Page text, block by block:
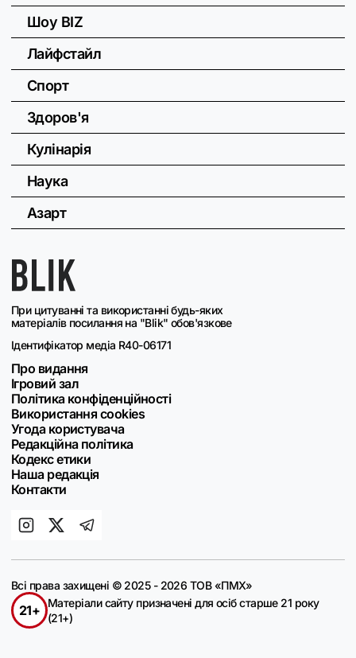
При цитуванні та використанні будь-яких
матеріалів посилання на "Blik" обов'язкове
Ідентифікатор медіа R40-06171
Про видання
Ігровий зал
Політика конфіденційності
Використання cookies
Угода користувача
Редакційна політика
Кодекс етики
Наша редакція
Контакти
Шоу BIZ
Лайфстайл
Спорт
Здоров'я
Кулінарія
Наука
Азарт
Всі права захищені © 2025 - 2026 ТОВ «ПМХ»
21+
Матеріали сайту призначені для осіб старше 21 року
(21+)